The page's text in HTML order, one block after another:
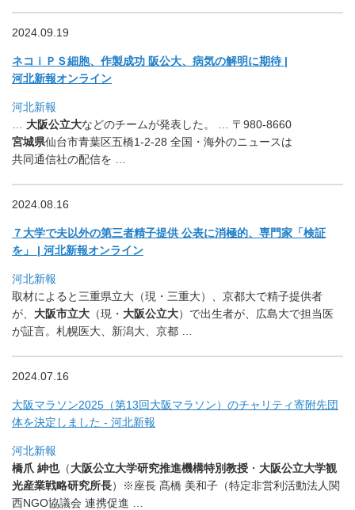
2024.09.19
ネコｉＰＳ細胞、作製成功 阪公大、病気の解明に期待 |
河北新報オンライン
河北新報
大阪公立大などのチームが発表した。 … 〒980-8660
宮城県仙台市青葉区五橋1-2-28 全国・海外のニュースは
共同通信社の配信を …
2024.08.16
７大学で夫以外の第三者精子提供 公表に消極的、専門家「検証
を」 | 河北新報オンライン
河北新報
取材によると三重県立大（現・三重大）、京都大で精子提供者
が、 大阪市立大 （現・ 大阪公立大）で出生者が、 広島大で担当医
が証言。札幌医大、新潟大、京都 …
2024.07.16
大阪マラソン2025（第13回大阪マラソン） のチャリティ寄附先団
体を決定しました - 河北新報
河北新報
橋爪 紳也（大阪公立大学研究推進機構特別教授 ・ 大阪公立大学観
光産業戦略研究所長）※座長 髙橋 美和子（特定非営利活動法人関
西NGO協議会 連携促進 …